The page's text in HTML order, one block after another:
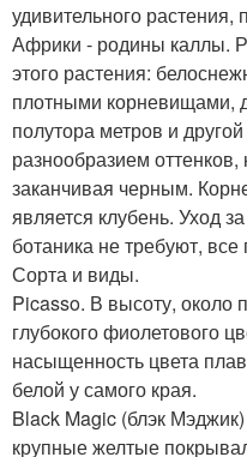
удивительного
Африки - родины каллы.
этого растения:
плотными корневищами,
полутора метров и
разнообразием
заканчивая черным.
является клубень. Уход
ботаника не требуют, все
Сорта и виды.
Picasso. В высоту, около
глубокого фиолетового
насыщенность цвета
белой у самого края.
Black Magic (блэк
крупные желтые